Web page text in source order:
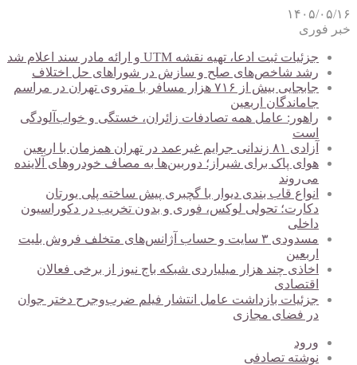
۱۴۰۵/۰۵/۱۶
خبر فوری
جزئیات ثبت ادعا، تهیه نقشه UTM و ارائه مادر سند اعلام شد
رشد شاخص‌های صلح و سازش در شوراهای حل اختلاف
جابجایی بیش از ۷۱۶ هزار مسافر با متروی تهران در مراسم
جاماندگان اربعین
راهور: عامل همه تصادفات زائران، خستگی و خواب‌آلودگی
است
آزادی ۸۱ زندانی جرایم غیرعمد در تهران همزمان با اربعین
هوای پاک برای شیراز؛ دوربین‌ها به مصاف خودروهای آلاینده
می‌روند
انواع قاب بندی دیوار با گچبری پیش ساخته پلی یورتان
دکارت؛ تحولی لوکس، فوری و بدون تخریب در دکوراسیون
داخلی
مسدودی ۳ سایت و حساب آژانس‌های متخلف فروش بلیت
اربعین
اخاذی چند هزار میلیاردی شبکه باج نیوز از برخی فعالان
اقتصادی
جزئیات بازداشت عامل انتشار فیلم ضرب‌وجرح دختر جوان
در فضای مجازی
ورود
نوشته تصادفی